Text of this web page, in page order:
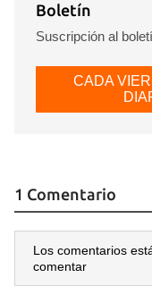
Boletín
Suscripción al
CADA
1 Comentario
Los comentarios
comentar